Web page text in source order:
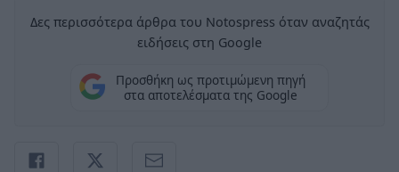
Δες περισσότερα άρθρα του Notospress όταν αναζητάς
ειδήσεις στη Google
Προσθήκη ως προτιμώμενη πηγή
στα αποτελέσματα της Google